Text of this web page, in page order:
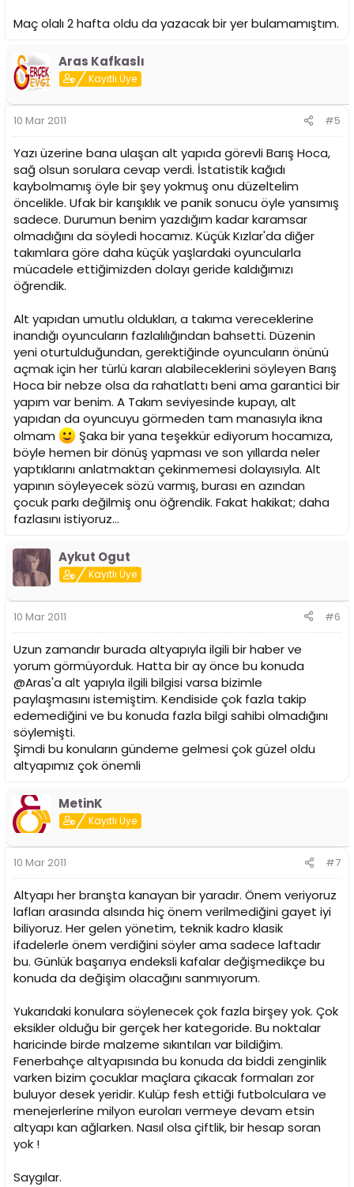
Maç olalı 2 hafta oldu da yazacak bir yer bulamamıştım.
Aras Kafkaslı
Kayıtlı Üye
10 Mar 2011 #5
Yazı üzerine bana ulaşan alt yapıda görevli Barış Hoca,
sağ olsun sorulara cevap verdi. İstatistik kağıdı
kaybolmamış öyle bir şey yokmuş onu düzeltelim
öncelikle. Ufak bir karışıklık ve panik sonucu öyle yansımış
sadece. Durumun benim yazdığım kadar karamsar
olmadığını da söyledi hocamız. Küçük Kızlar'da diğer
takımlara göre daha küçük yaşlardaki oyuncularla
mücadele ettiğimizden dolayı geride kaldığımızı
öğrendik.
Alt yapıdan umutlu oldukları, a takıma vereceklerine
inandığı oyuncuların fazlalılığından bahsetti. Düzenin
yeni oturtulduğundan, gerektiğinde oyuncuların önünü
açmak için her türlü kararı alabileceklerini söyleyen Barış
Hoca bir nebze olsa da rahatlattı beni ama garantici bir
yapım var benim. A Takım seviyesinde kupayı, alt
yapıdan da oyuncuyu görmeden tam manasıyla ikna
olmam
Şaka bir yana teşekkür ediyorum hocamıza,
böyle hemen bir dönüş yapması ve son yıllarda neler
yaptıklarını anlatmaktan çekinmemesi dolayısıyla. Alt
yapının söyleyecek sözü varmış, burası en azından
çocuk parkı değilmiş onu öğrendik. Fakat hakikat; daha
fazlasını istiyoruz...
Aykut Ogut
Kayıtlı Üye
10 Mar 2011 #6
Uzun zamandır burada altyapıyla ilgili bir haber ve
yorum görmüyorduk. Hatta bir ay önce bu konuda
@Aras'a alt yapıyla ilgili bilgisi varsa bizimle
paylaşmasını istemiştim. Kendiside çok fazla takip
edemediğini ve bu konuda fazla bilgi sahibi olmadığını
söylemişti.
Şimdi bu konuların gündeme gelmesi çok güzel oldu
altyapımız çok önemli
MetinK
Kayıtlı Üye
10 Mar 2011 #7
Altyapı her branşta kanayan bir yaradır. Önem veriyoruz
lafları arasında alsında hiç önem verilmediğini gayet iyi
biliyoruz. Her gelen yönetim, teknik kadro klasik
ifadelerle önem verdiğini söyler ama sadece laftadır
bu. Günlük başarıya endeksli kafalar değişmedikçe bu
konuda da değişim olacağını sanmıyorum.
Yukarıdaki konulara söylenecek çok fazla birşey yok. Çok
eksikler olduğu bir gerçek her kategoride. Bu noktalar
haricinde birde malzeme sıkıntıları var bildiğim.
Fenerbahçe altyapısında bu konuda da biddi zenginlik
varken bizim çocuklar maçlara çıkacak formaları zor
buluyor desek yeridir. Kulüp fesh ettiği futbolculara ve
menejerlerine milyon euroları vermeye devam etsin
altyapı kan ağlarken. Nasıl olsa çiftlik, bir hesap soran
yok !
Saygılar.